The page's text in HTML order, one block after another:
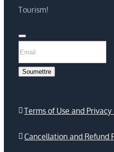
Tourism!
Soumettre
Terms of Use and Privacy
Cancellation and Refund